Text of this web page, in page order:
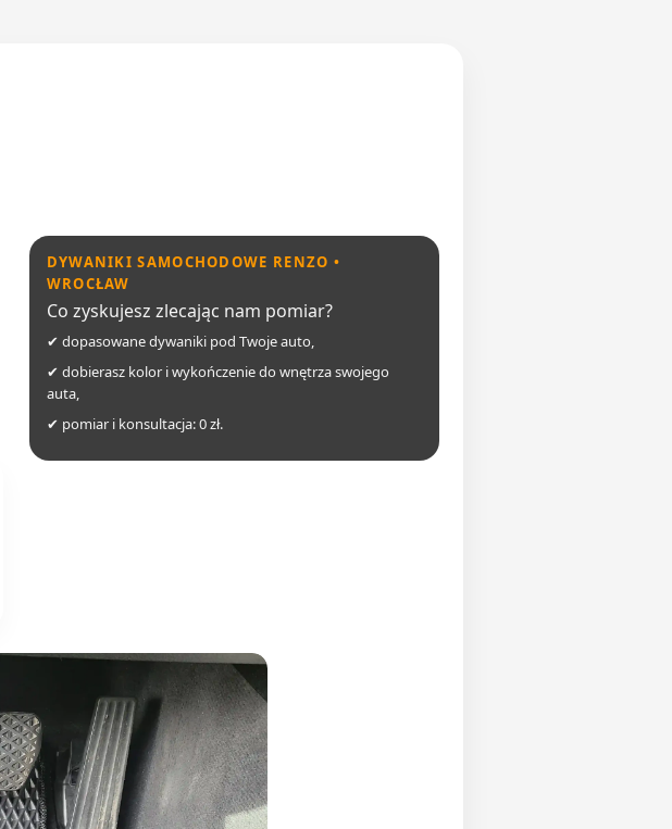
DYWANIKI SAMOCHODOWE RENZO •
WROCŁAW
Co zyskujesz zlecając nam pomiar?
✔ dopasowane dywaniki pod Twoje auto,
✔ dobierasz kolor i wykończenie do wnętrza swojego
auta,
✔ pomiar i konsultacja: 0 zł.